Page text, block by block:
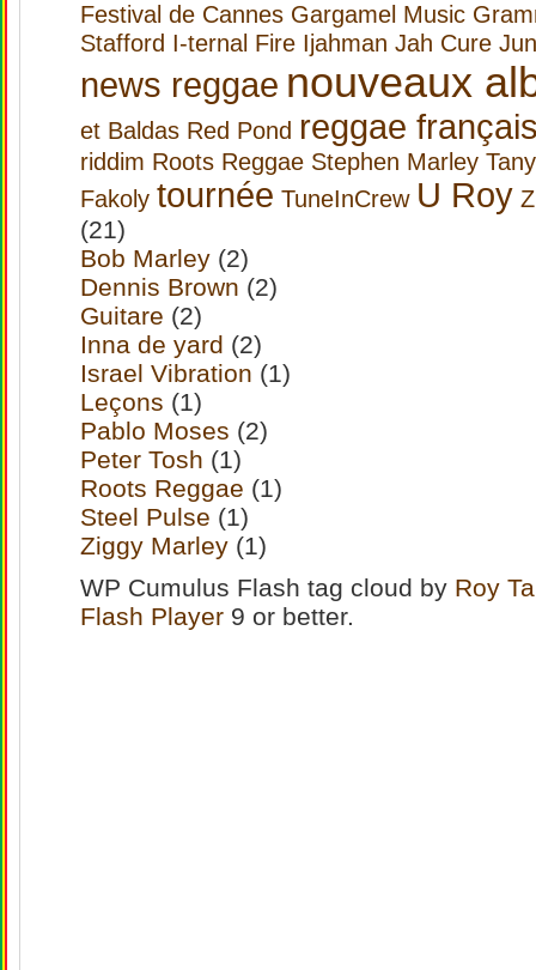
Festival de Cannes Gargamel Music
Stafford I-ternal Fire Ijahman Jah Cure
news reggae nouveaux
et Baldas Red Pond reggae
riddim Roots Reggae Stephen Marley
Fakoly tournée TuneInCrew U Roy
(21)
Bob Marley (2)
Dennis Brown (2)
Guitare (2)
Inna de yard (2)
Israel Vibration (1)
Leçons (1)
Pablo Moses (2)
Peter Tosh (1)
Roots Reggae (1)
Steel Pulse (1)
Ziggy Marley (1)
WP Cumulus Flash tag cloud by Roy
Flash Player 9 or better.